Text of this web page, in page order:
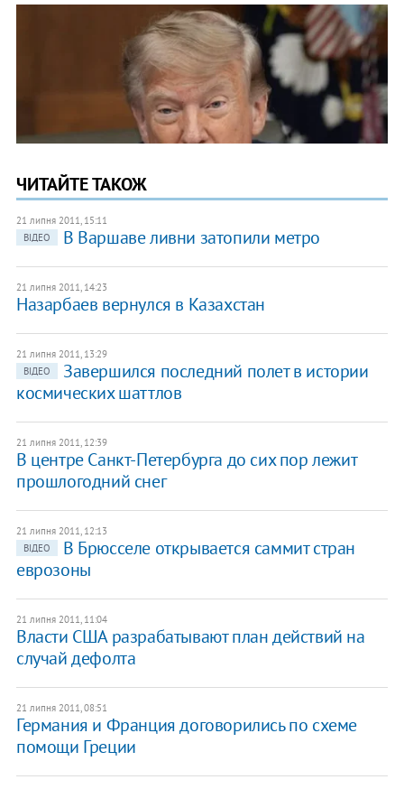
ЧИТАЙТЕ ТАКОЖ
21 липня 2011, 15:11
ВІДЕО
В Варшаве ливни затопили метро
21 липня 2011, 14:23
Назарбаев вернулся в Казахстан
21 липня 2011, 13:29
ВІДЕО
​Завершился последний полет в истории
космических шаттлов
21 липня 2011, 12:39
В центре Санкт-Петербурга до сих пор лежит
прошлогодний снег
21 липня 2011, 12:13
ВІДЕО
В Брюсселе открывается саммит стран
еврозоны
21 липня 2011, 11:04
Власти США разрабатывают план действий на
случай дефолта
21 липня 2011, 08:51
​Германия и Франция договорились по схеме
помощи Греции